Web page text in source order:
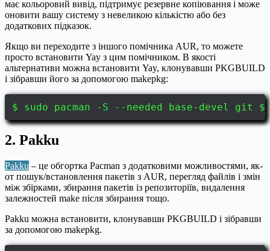
має кольоровий вивід, підтримує резервне копіювання і може
оновити вашу систему з невеликою кількістю або без
додаткових підказок.
Якщо ви переходите з іншого помічника AUR, то можете
просто встановити Yay з цим помічником. В якості
альтернативи можна встановити Yay, клонувавши PKGBUILD
і зібравши його за допомогою makepkg:
$ sudo pacman -S --needed base-devel
2. Pakku
Pakku – це обгортка Pacman з додатковими можливостями, як-
от пошук/встановлення пакетів з AUR, перегляд файлів і змін
між збірками, збирання пакетів із репозиторіїв, видалення
залежностей make після збирання тощо.
Pakku можна встановити, клонувавши PKGBUILD і зібравши
за допомогою makepkg.